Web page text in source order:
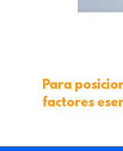
Para
factores